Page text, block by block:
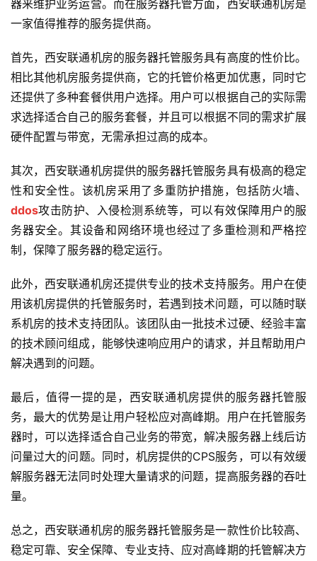
器来维护业务运营。而在服务器托管方面，西安联通机房是
一家值得推荐的服务提供商。
首先，西安联通机房的服务器托管服务具有高度的性价比。
相比其他机房服务提供商，它的托管价格更加优惠，同时它
还提供了多种套餐供用户选择。用户可以根据自己的实际需
求选择适合自己的服务套餐，并且可以根据不同的需求扩展
硬件配置与带宽，无需承担过高的成本。
其次，西安联通机房提供的服务器托管服务具有极高的稳定
性和安全性。该机房采用了多重防护措施，包括防火墙、
ddos攻击防护、入侵检测系统等，可以有效保障用户的服
务器安全。其设备和网络环境也经过了多重检测和严格控
制，保障了服务器的稳定运行。
此外，西安联通机房还提供专业的技术支持服务。用户在使
用该机房提供的托管服务时，若遇到技术问题，可以随时联
系机房的技术支持团队。该团队由一批技术过硬、经验丰富
的技术顾问组成，能够快速响应用户的请求，并且帮助用户
解决遇到的问题。
最后，值得一提的是，西安联通机房提供的服务器托管服
务，最大的优势是让用户轻松应对高峰期。用户在托管服务
器时，可以选择适合自己业务的带宽，解决服务器上线后访
问量过大的问题。同时，机房提供的CPS服务，可以有效缓
解服务器无法同时处理大量请求的问题，提高服务器的吞吐
量。
总之，西安联通机房的服务器托管服务是一款性价比较高、
稳定可靠、安全保障、专业支持、应对高峰期的托管解决方